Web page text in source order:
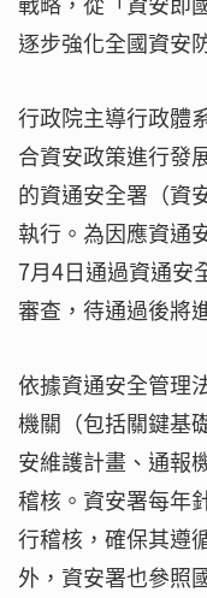
逐步強化全國資安
行政院主導行政體
合資安政策進行發
的資通安全署（資
執行。為因應資通
7月4日通過資通安
審查，待通過後將
依據資通安全管理
機關（包括關鍵基
安維護計畫、通報
稽核。資安署每年
行稽核，確保其遵
外，資安署也參照